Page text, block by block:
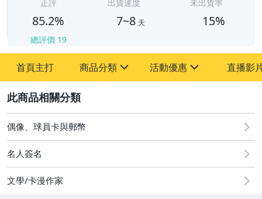
正評
85.2%
總評價 19
出貨速度
7~8 天
未出貨率
15%
首頁主打 商品分類
其它
活動優惠
[全店] 618購物節
[全店] 粉絲專享
直播影
偶像、球員卡與郵幣
名人簽名
文學/卡漫作家